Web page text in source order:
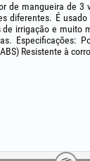
de mangueira de 3
diferentes. É
de irrigação e muito
Especificações:
Resistente à